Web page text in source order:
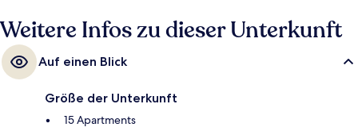
Weitere Infos zu dieser Unterkunft
Auf einen Blick
Größe der Unterkunft
15 Apartments